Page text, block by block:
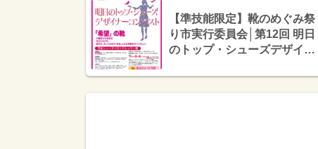
【準技能限定】靴のめぐみ祭
り市実行委員会│第12回 明日
のトップ・シューズデザイナ
金20万円 MICAM視察の旅］